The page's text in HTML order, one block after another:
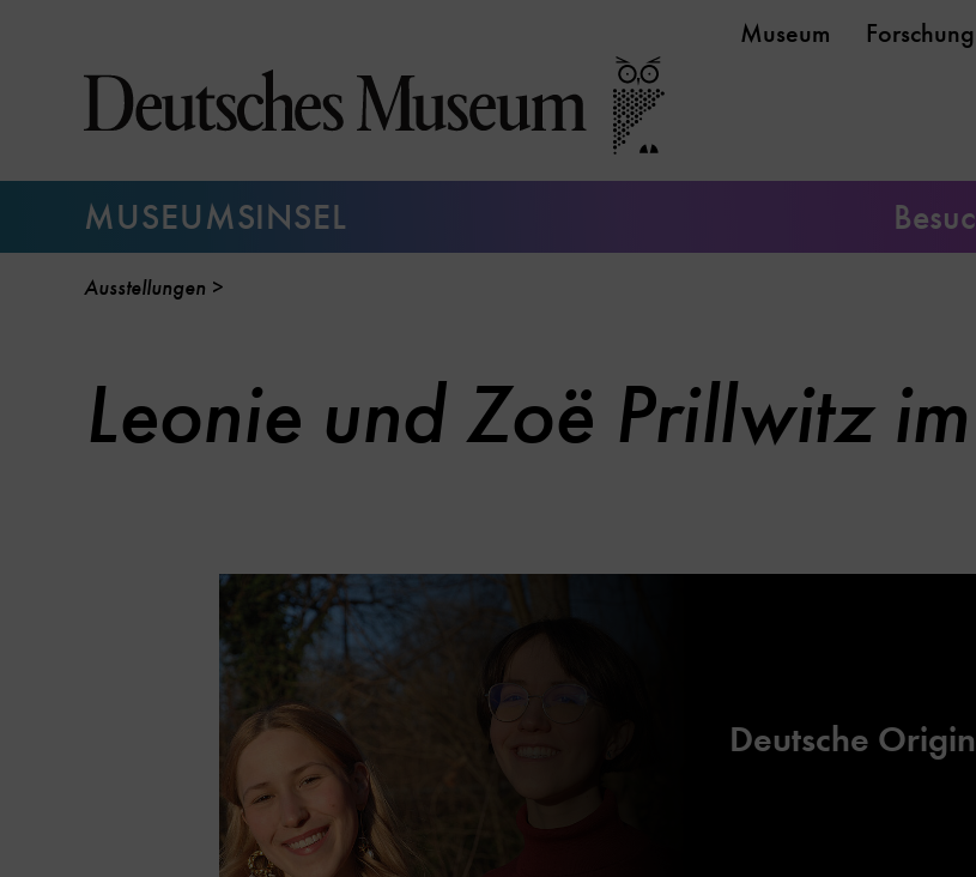
Seiteninhalt
Museum Forschung
MUSEUMSINSEL
Ausstellungen
Leonie und Zoë Prillwitz
Deutsche